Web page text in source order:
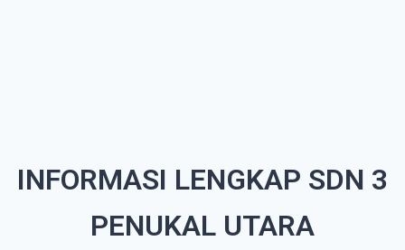
INFORMASI LENGKAP SDN 3
PENUKAL UTARA